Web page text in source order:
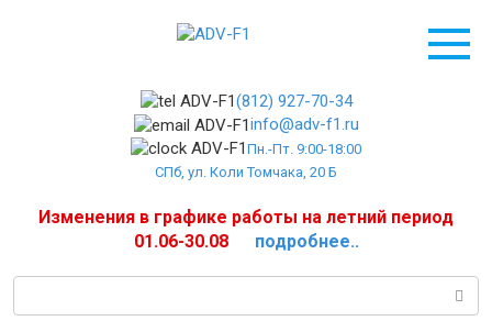
(812) 927-70-34
info@adv-f1.ru
Пн.-Пт. 9:00-18:00
СПб, ул. Коли Томчака, 20 Б
Изменения в графике работы на летний период
01.06-30.08 подробнее..
Поиск: